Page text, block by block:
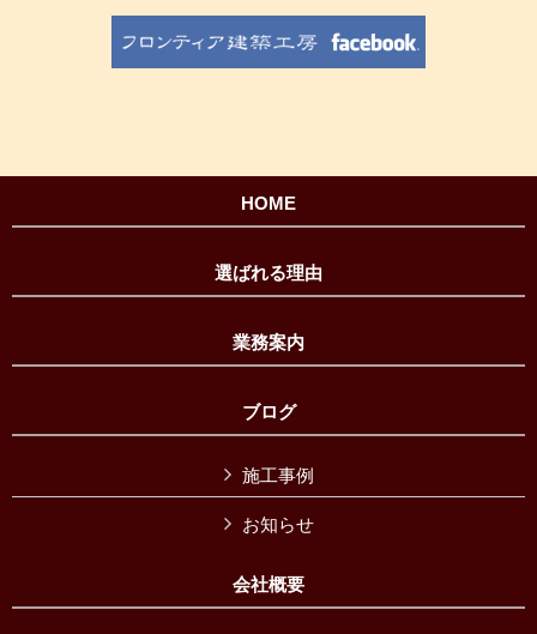
HOME
選ばれる理由
業務案内
ブログ
施工事例
お知らせ
会社概要